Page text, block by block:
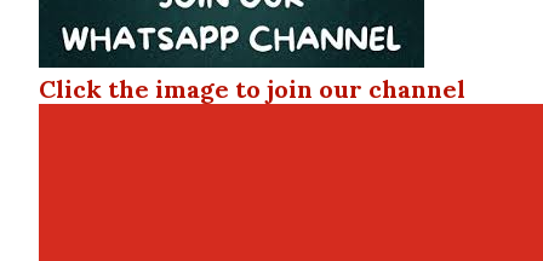
Click the image to join our channel